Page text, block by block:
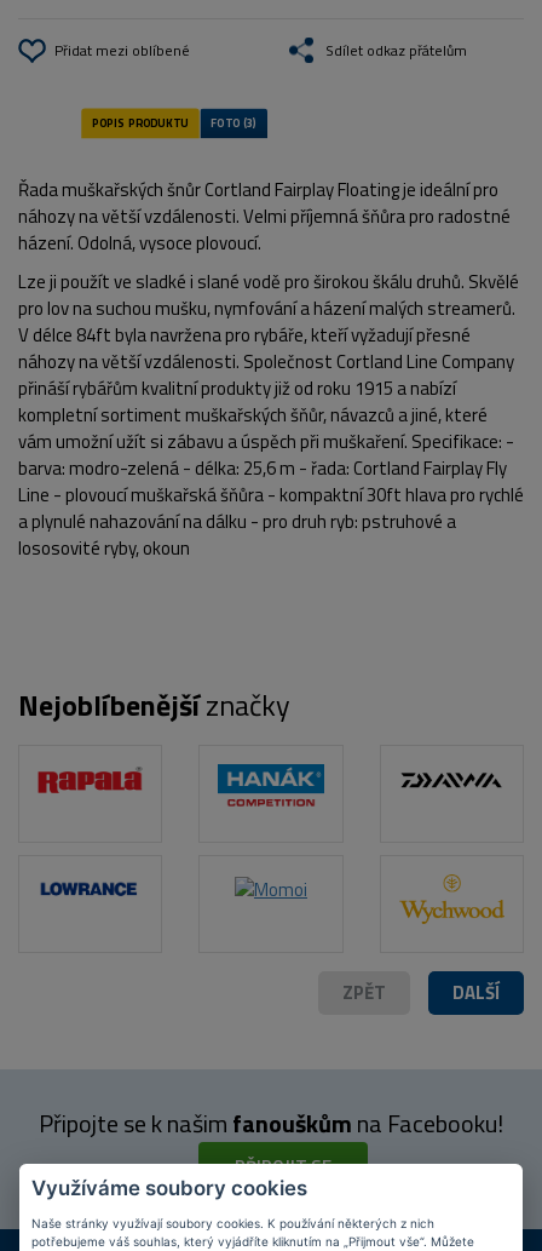
Přidat mezi oblíbené Sdílet odkaz přátelům
Řada muškařských šnůr Cortland Fairplay Floating je ideální pro
náhozy na větší vzdálenosti. Velmi příjemná šňůra pro radostné
házení. Odolná, vysoce plovoucí.
Lze ji použít ve sladké i slané vodě pro širokou škálu druhů. Skvělé
pro lov na suchou mušku, nymfování a házení malých streamerů.
V délce 84ft byla navržena pro rybáře, kteří vyžadují přesné
náhozy na větší vzdálenosti. Společnost Cortland Line Company
přináší rybářům kvalitní produkty již od roku 1915 a nabízí
kompletní sortiment muškařských šňůr, návazců a jiné, které
vám umožní užít si zábavu a úspěch při muškaření. Specifikace: -
barva: modro-zelená - délka: 25,6 m - řada: Cortland Fairplay Fly
Line - plovoucí muškařská šňůra - kompaktní 30ft hlava pro rychlé
a plynulé nahazování na dálku - pro druh ryb: pstruhové a
lososovité ryby, okoun
Nejoblíbenějšíznačky
DALŠÍ
ZPĚT
Připojte se k našimfanouškůmna Facebooku!
PŘIPOJIT SE
Využíváme soubory cookies
Naše stránky využívají soubory cookies. K používání některých z nich
potřebujeme váš souhlas, který vyjádříte kliknutím na „Přijmout vše“. Můžete